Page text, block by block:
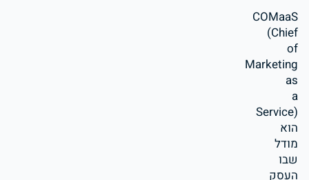
COMaaS
(Chief
of
Marketing
as
a
Service)
הוא
מודל
שבו
העסק